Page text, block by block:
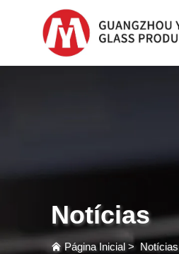
Notícias
Página Inicial > Notícias